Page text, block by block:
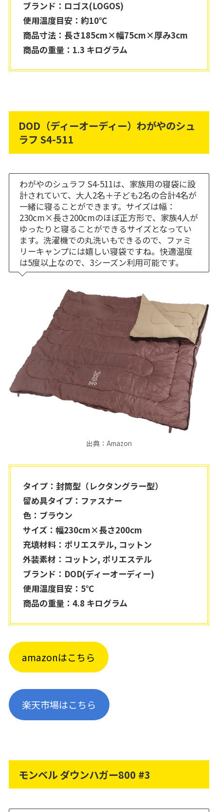
ブランド：ロゴス(LOGOS)
使用温度目安：約10℃
商品寸法：長さ185cm×幅75cm×厚み3cm
商品の重量：1.3 キログラム
DOD（ディーオーディー）わがやのシュ
ラフ S4-511
わがやのシュラフ S4-511は、家族用の寝袋に設
計されていて、大人2名＋子ども2名の合計4名が
一緒に寝ることができます。サイズは幅：
230cm×長さ200cmのほぼ正方形で、家族4人が
ゆったりと寝ることができるサイズとなってい
ます。洗濯機での丸洗いもできるので、ファミ
リーキャンプには嬉しい寝袋ですね。快適温度
は5度以上なので、3シーズン利用可能です。
出典：Amazon
タイプ：封筒型（レクタングラー型）
留め具タイプ：ファスナー
色：ブラウン
サイズ：幅230cm×長さ200cm
充填材料：ポリエステル, コットン
外装素材：コットン, ポリエステル
ブランド：DOD(ディーオーディー)
使用温度目安：5℃
商品の重量：4.8 キログラム
amazonはこちら
楽天市場はこちら
モンベル ダウンハガー800 #3